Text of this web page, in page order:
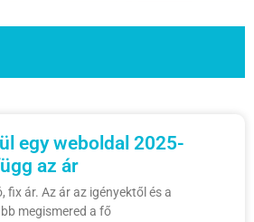
egy weboldal 2025-
az ár
fix ár. Az ár az igényektől és a
megismered a fő